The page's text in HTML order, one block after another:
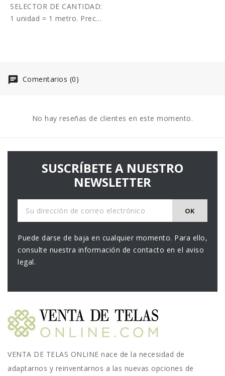
SELECTOR DE CANTIDAD:
1 unidad = 1 metro. Precio
Comentarios (0)
No hay reseñas de clientes en este momento.
SUSCRÍBETE A NUESTRO
NEWSLETTER
Puede darse de baja en cualquier momento. Para ello,
consulte nuestra información de contacto en el aviso
legal.
VENTA DE TELAS ONLINE nace de la necesidad de
adaptarnos y reinventarnos a las nuevas opciones de